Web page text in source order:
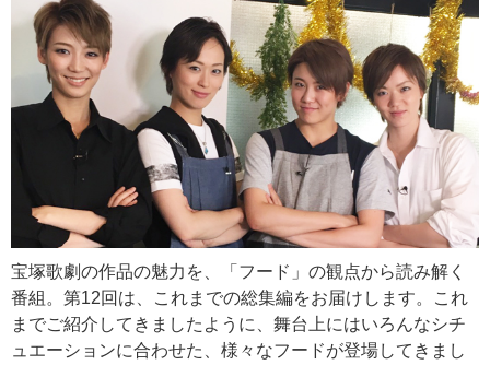
宝塚歌劇の作品の魅力を、「フード」の観点から読み解く
番組。第12回は、これまでの総集編をお届けします。これ
までご紹介してきましたように、舞台上にはいろんなシチ
ュエーションに合わせた、様々なフードが登場してきまし